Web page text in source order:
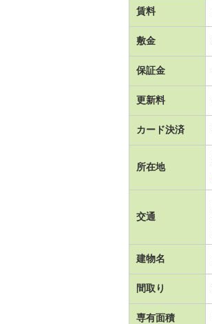
賃料
敷金
保証金
更新料
カード決済
所在地
交通
建物名
間取り
専有面積